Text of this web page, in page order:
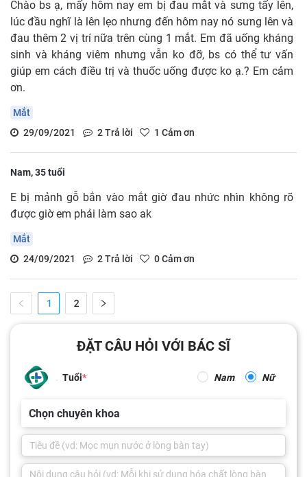
Chào bs ạ, mấy hôm nay em bị đau mắt và sưng tấy lên,
lúc đầu nghĩ là lên lẹo nhưng đến hôm nay nó sưng lên và
đau thêm 2 vị trí nữa trên cùng 1 mắt. Em đã uống kháng
sinh và kháng viêm nhưng vẫn ko đỡ, bs có thể tư vấn
giúp em cách điều trị và thuốc uống được ko ạ.? Em cảm
ơn.
Mắt
29/09/2021
2Trả lời 1 Cảm ơn
Nam, 35 tuổi
E bị mảnh gỗ bắn vào mắt giờ đau nhức nhìn không rõ
được giờ em phải làm sao ak
Mắt
24/09/2021
2Trả lời 0Cảm ơn
1 2
ĐẶT CÂU HỎI VỚI BÁC SĨ
Tuổi Nam Nữ
Chọn chuyên khoa